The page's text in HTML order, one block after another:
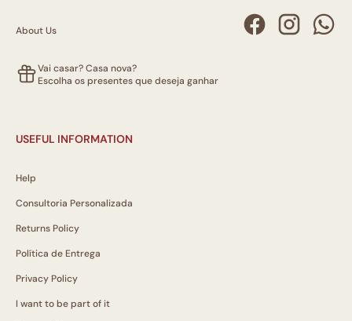
About Us
Vai casar? Casa nova?
Escolha os presentes que deseja ganhar
USEFUL INFORMATION
Help
Consultoria Personalizada
Returns Policy
Política de Entrega
Privacy Policy
I want to be part of it